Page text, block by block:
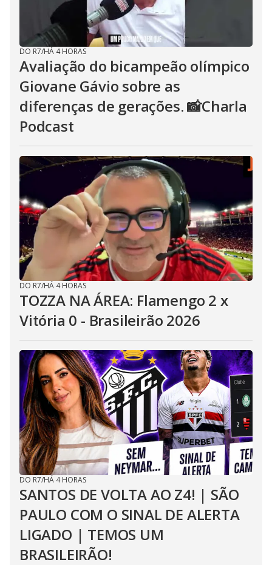
DO R7/HÁ 4 HORAS
Avaliação do bicampeão olímpico
Giovane Gávio sobre as
diferenças de gerações. 📸Charla
Podcast
DO R7/HÁ 4 HORAS
TOZZA NA ÁREA: Flamengo 2 x
Vitória 0 - Brasileirão 2026
DO R7/HÁ 4 HORAS
SANTOS DE VOLTA AO Z4! | SÃO
PAULO COM O SINAL DE ALERTA
LIGADO | TEMOS UM
BRASILEIRÃO!